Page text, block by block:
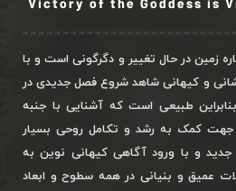
Victory of the Goddess is
زمین در حال تغییر و دگرگونی است و با
و کیهانی شاهد شروع فصل جدیدی در
طبیعی است که آشنایی با جنبه
کمک به رشد و تکامل روحی بسیار
و با ورود آگاهی کیهانی نوین به
عمیق و بنیانی در همه سطوح و ابعاد